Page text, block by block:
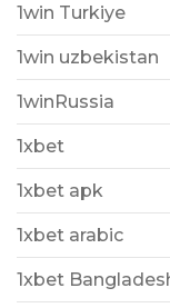
1win Turkiye
1win uzbekistan
1winRussia
1xbet
1xbet apk
1xbet arabic
1xbet